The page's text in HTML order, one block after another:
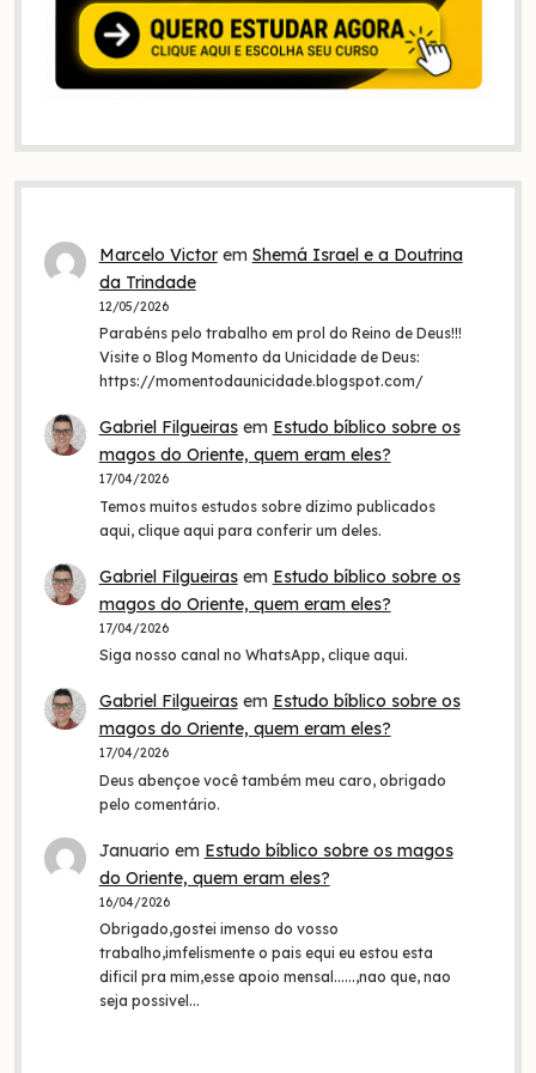
Marcelo Victorem Shemá Israel e a Doutrina
da Trindade
12/05/2026
Parabéns pelo trabalho em prol do Reino de Deus!!!
Visite o Blog Momento da Unicidade de Deus:
https://momentodaunicidade.blogspot.com/
Gabriel Filgueirasem Estudo bíblico sobre os
magos do Oriente, quem eram eles?
17/04/2026
Temos muitos estudos sobre dízimo publicados
aqui, clique aqui para conferir um deles.
Gabriel Filgueirasem Estudo bíblico sobre os
magos do Oriente, quem eram eles?
17/04/2026
Siga nosso canal no WhatsApp, clique aqui.
Gabriel Filgueirasem Estudo bíblico sobre os
magos do Oriente, quem eram eles?
17/04/2026
Deus abençoe você também meu caro, obrigado
pelo comentário.
Januario em Estudo bíblico sobre os magos
do Oriente, quem eram eles?
16/04/2026
Obrigado,gostei imenso do vosso
trabalho,imfelismente o pais equi eu estou esta
dificil pra mim,esse apoio mensal......,nao que, nao
seja possivel…